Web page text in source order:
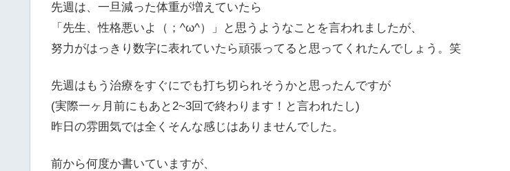
先週は、一旦減った体重が増えていたら
「先生、性格悪いよ（；^ω^）」と思うようなことを言われましたが、
努力がはっきり数字に表れていたら頑張ってると思ってくれたんでしょう。笑
先週はもう治療をすぐにでも打ち切られそうかと思ったんですが
(実際一ヶ月前にもあと2~3回で終わります！と言われたし)
昨日の雰囲気では全くそんな感じはありませんでした。
前から何度か書いていますが、